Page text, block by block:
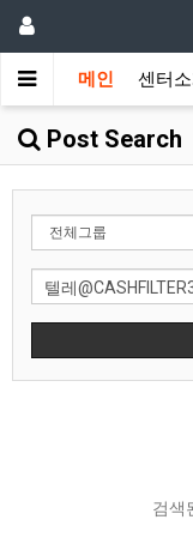
메인 센터
Post Search
검색